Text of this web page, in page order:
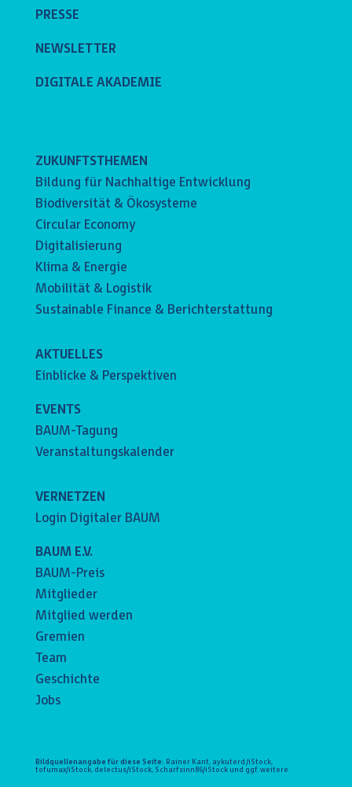
PRESSE
NEWSLETTER
DIGITALE AKADEMIE
ZUKUNFTSTHEMEN
Bildung für Nachhaltige Entwicklung
Biodiversität & Ökosysteme
Circular Economy
Digitalisierung
Klima & Energie
Mobilität & Logistik
Sustainable Finance & Berichterstattung
AKTUELLES
Einblicke & Perspektiven
EVENTS
BAUM-Tagung
Veranstaltungskalender
VERNETZEN
Login Digitaler BAUM
BAUM E.V.
BAUM-Preis
Mitglieder
Mitglied werden
Gremien
Team
Geschichte
Jobs
Bildquellenangabe für diese Seite: Rainer Kant, aykuterd/iStock,
tofumax/iStock, delectus/iStock, Scharfsinn86/iStock und ggf. weitere